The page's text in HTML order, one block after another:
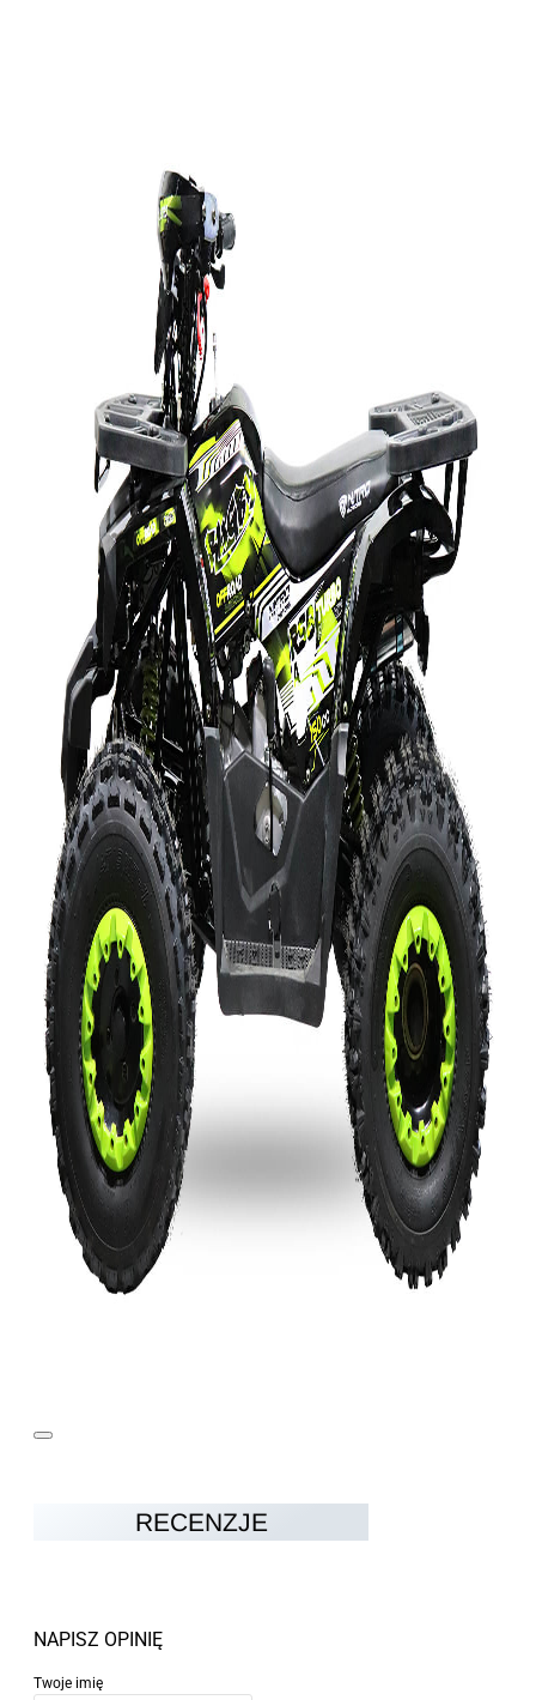
RECENZJE
NAPISZ OPINIĘ
Twoje imię